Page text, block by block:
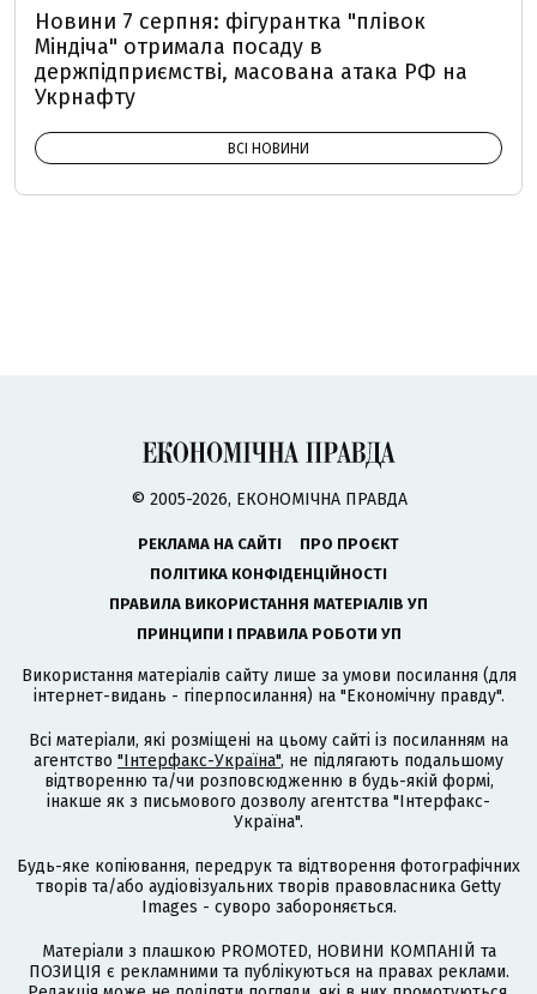
Новини 7 серпня: фігурантка "плівок
Міндіча" отримала посаду в
держпідприємстві, масована атака РФ на
Укрнафту
ВСІ НОВИНИ
© 2005-2026, ЕКОНОМІЧНА ПРАВДА
РЕКЛАМА НА САЙТІ
ПРО ПРОЄКТ
ПОЛІТИКА КОНФІДЕНЦІЙНОСТІ
ПРАВИЛА ВИКОРИСТАННЯ МАТЕРІАЛІВ УП
ПРИНЦИПИ І ПРАВИЛА РОБОТИ УП
Використання матеріалів сайту лише за умови посилання (для
інтернет-видань - гіперпосилання) на "Економічну правду".
Всі матеріали, які розміщені на цьому сайті із посиланням на
агентство "Інтерфакс-Україна", не підлягають подальшому
відтворенню та/чи розповсюдженню в будь-якій формі,
інакше як з письмового дозволу агентства "Інтерфакс-
Україна".
Будь-яке копіювання, передрук та відтворення фотографічних
творів та/або аудіовізуальних творів правовласника Getty
Images - суворо забороняється.
Матеріали з плашкою PROMOTED, НОВИНИ КОМПАНІЙ та
ПОЗИЦІЯ є рекламними та публікуються на правах реклами.